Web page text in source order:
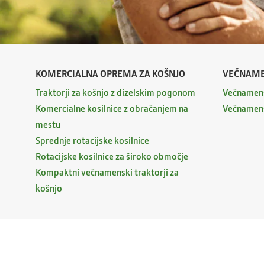
KOMERCIALNA OPREMA ZA KOŠNJO
Traktorji za košnjo z dizelskim pogonom
Komercialne kosilnice z obračanjem na
mestu
Sprednje rotacijske kosilnice
Rotacijske kosilnice za široko območje
Kompaktni večnamenski traktorji za
košnjo